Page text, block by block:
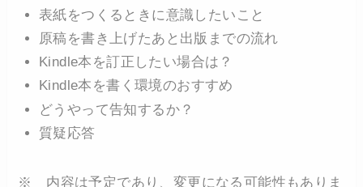
表紙をつくるときに意識したいこと
原稿を書き上げたあと出版までの流れ
Kindle本を訂正したい場合は？
Kindle本を書く環境のおすすめ
どうやって告知するか？
質疑応答
※ 内容は予定であり、変更になる可能性もありま